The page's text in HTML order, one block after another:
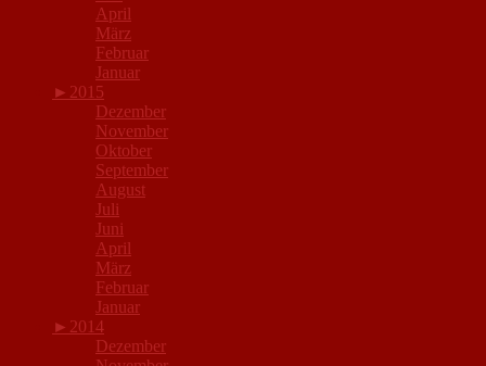
April
März
Februar
Januar
► 2015
Dezember
November
Oktober
September
August
Juli
Juni
April
März
Februar
Januar
► 2014
Dezember